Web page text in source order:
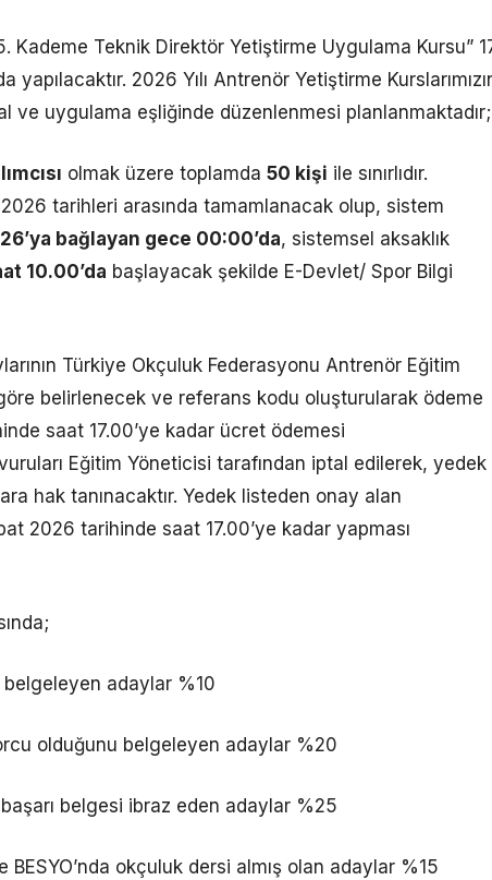
Kademe Teknik Direktör Yetiştirme Uygulama Kursu”
2026 Yılı Antrenör Yetiştirme
ve uygulama eşliğinde düzenlenmesi planlanmaktadır;
olmak üzere toplamda 50 kişi ile sınırlıdır.
tarihleri arasında tamamlanacak olup, sistem
bağlayan gece 00:00’da, sistemsel aksaklık
10.00’da başlayacak şekilde E-Devlet/ Spor Bilgi
Türkiye Okçuluk Federasyonu Antrenör Eğitim
belirlenecek ve referans kodu oluşturularak ödeme
saat 17.00’ye kadar ücret ödemesi
Eğitim Yöneticisi tarafından iptal edilerek, yedek
hak tanınacaktır. Yedek listeden onay alan
2026 tarihinde saat 17.00’ye kadar yapması
adaylar %10
olduğunu belgeleyen adaylar %20
belgesi ibraz eden adaylar %25
okçuluk dersi almış olan adaylar %15